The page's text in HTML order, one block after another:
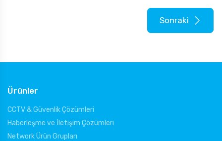
Sonraki
Ürünler
CCTV & Güvenlik Çözümleri
Haberleşme ve İletişim Çözümleri
Network Ürün Grupları